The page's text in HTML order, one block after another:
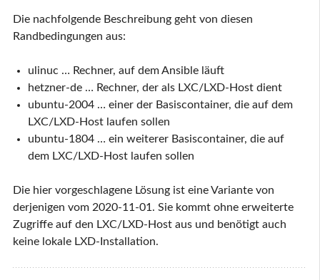
Die nachfolgende Beschreibung geht von diesen
Randbedingungen aus:
ulinuc … Rechner, auf dem Ansible läuft
hetzner-de … Rechner, der als LXC/LXD-Host dient
ubuntu-2004 … einer der Basiscontainer, die auf dem
LXC/LXD-Host laufen sollen
ubuntu-1804 … ein weiterer Basiscontainer, die auf
dem LXC/LXD-Host laufen sollen
Die hier vorgeschlagene Lösung ist eine Variante von
derjenigen vom 2020-11-01. Sie kommt ohne erweiterte
Zugriffe auf den LXC/LXD-Host aus und benötigt auch
keine lokale LXD-Installation.